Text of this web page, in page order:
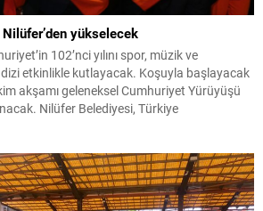
Nilüfer’den yükselecek
102’nci yılını spor, müzik ve
etkinlikle kutlayacak. Koşuyla başlayacak
akşamı geleneksel Cumhuriyet Yürüyüşü
Nilüfer Belediyesi, Türkiye
dönümünü, hafta boyu sürecek bir programla
Ekim’de Cumhuriyet Koşusu ile